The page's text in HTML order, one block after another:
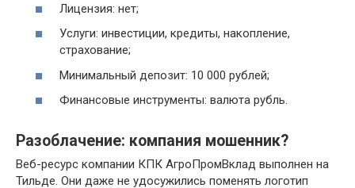
Лицензия: нет;
Услуги: инвестиции, кредиты, накопление,
страхование;
Минимальный депозит: 10 000 рублей;
Финансовые инструменты: валюта рубль.
Разоблачение: компания мошенник?
Веб-ресурс компании КПК АгроПромВклад выполнен на
Тильде. Они даже не удосужились поменять логотип